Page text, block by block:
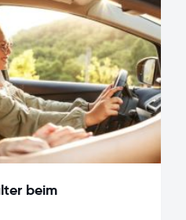
beim